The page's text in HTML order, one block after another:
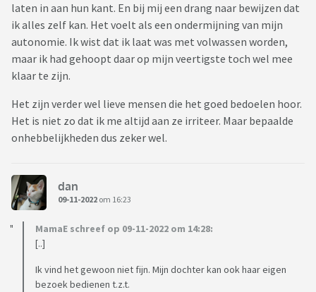
laten in aan hun kant. En bij mij een drang naar bewijzen dat
ik alles zelf kan. Het voelt als een ondermijning van mijn
autonomie. Ik wist dat ik laat was met volwassen worden,
maar ik had gehoopt daar op mijn veertigste toch wel mee
klaar te zijn.
Het zijn verder wel lieve mensen die het goed bedoelen hoor.
Het is niet zo dat ik me altijd aan ze irriteer. Maar bepaalde
onhebbelijkheden dus zeker wel.
dan
09-11-2022 om 16:23
MamaE schreef op 09-11-2022 om 14:28:
[..]
Ik vind het gewoon niet fijn. Mijn dochter kan ook haar eigen
bezoek bedienen t.z.t.